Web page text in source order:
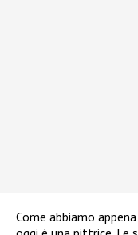
Come abbiamo